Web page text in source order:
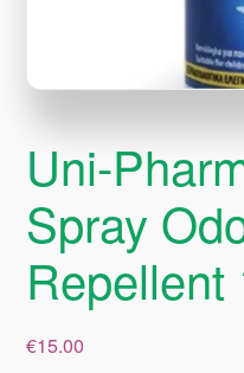
Uni-
Spray
Repellent
€15.00